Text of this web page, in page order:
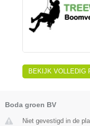
BEKIJK VOLLEDIG
Boda groen BV
Niet gevestigd in de